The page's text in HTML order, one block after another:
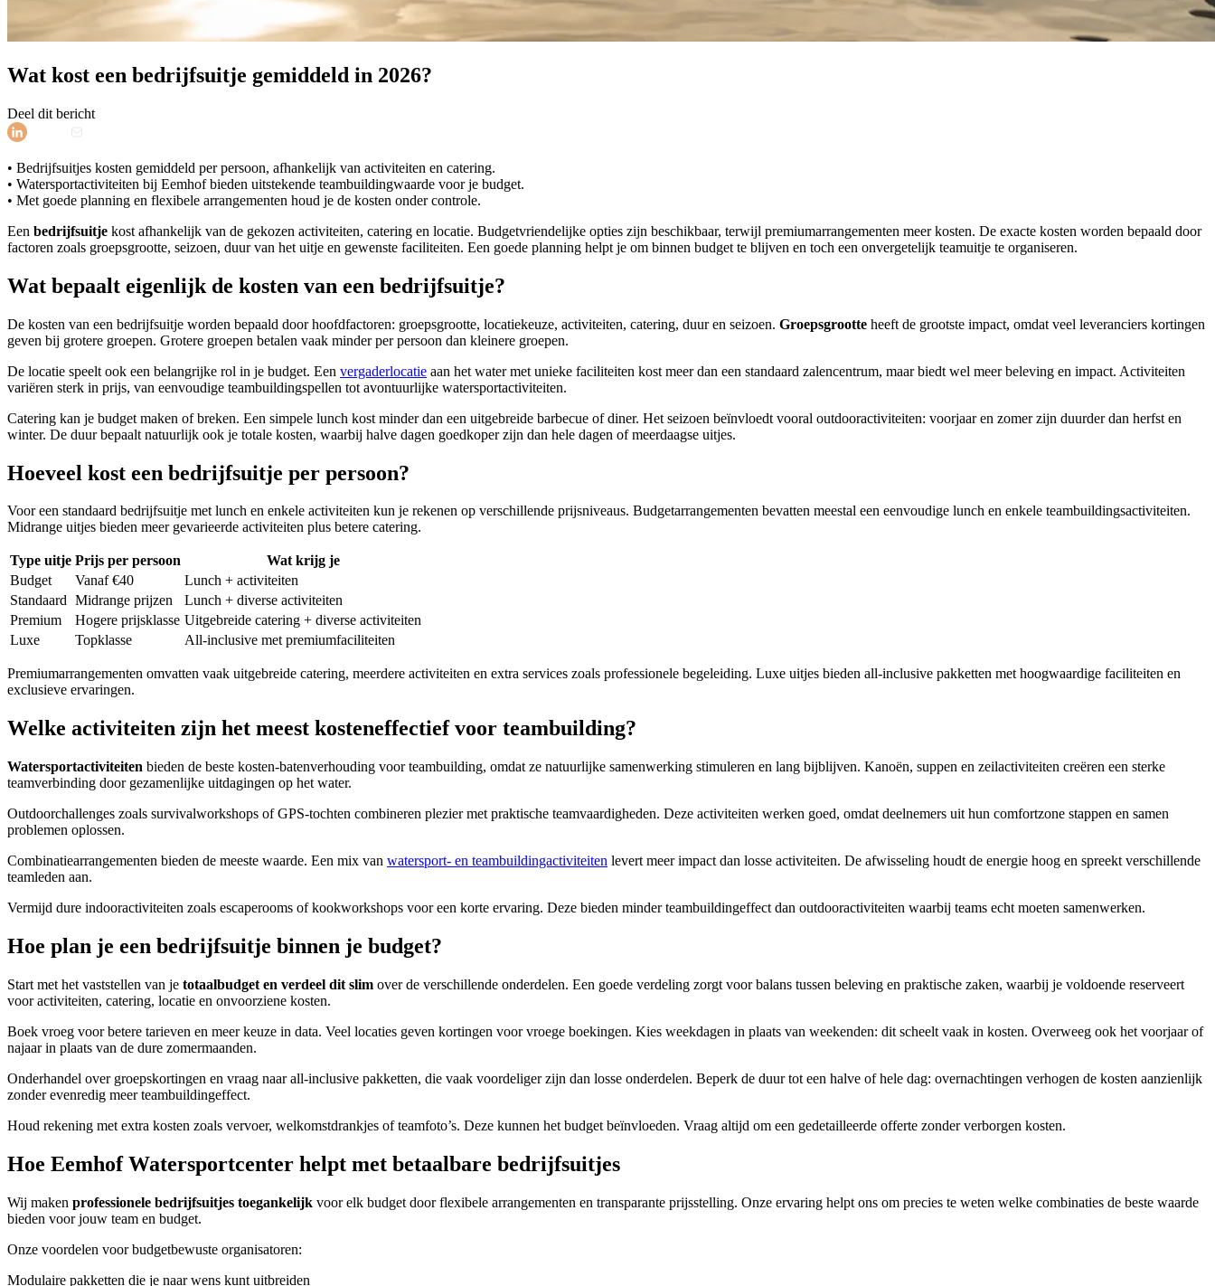
Wat kost een bedrijfsuitje gemiddeld in 2026?
Deel dit bericht
• Bedrijfsuitjes kosten gemiddeld per persoon, afhankelijk van activiteiten en catering.
• Watersportactiviteiten bij Eemhof bieden uitstekende teambuildingwaarde voor je budget.
• Met goede planning en flexibele arrangementen houd je de kosten onder controle.
Een bedrijfsuitje kost afhankelijk van de gekozen activiteiten, catering en locatie. Budgetvriendelijke opties zijn beschikbaar, terwijl premiumarrangementen meer kosten. De exacte kosten worden bepaald door
factoren zoals groepsgrootte, seizoen, duur van het uitje en gewenste faciliteiten. Een goede planning helpt je om binnen budget te blijven en toch een onvergetelijk teamuitje te organiseren.
Wat bepaalt eigenlijk de kosten van een bedrijfsuitje?
De kosten van een bedrijfsuitje worden bepaald door hoofdfactoren: groepsgrootte, locatiekeuze, activiteiten, catering, duur en seizoen. Groepsgrootte heeft de grootste impact, omdat veel leveranciers kortingen
geven bij grotere groepen. Grotere groepen betalen vaak minder per persoon dan kleinere groepen.
De locatie speelt ook een belangrijke rol in je budget. Een vergaderlocatie aan het water met unieke faciliteiten kost meer dan een standaard zalencentrum, maar biedt wel meer beleving en impact. Activiteiten
variëren sterk in prijs, van eenvoudige teambuildingspellen tot avontuurlijke watersportactiviteiten.
Catering kan je budget maken of breken. Een simpele lunch kost minder dan een uitgebreide barbecue of diner. Het seizoen beïnvloedt vooral outdooractiviteiten: voorjaar en zomer zijn duurder dan herfst en
winter. De duur bepaalt natuurlijk ook je totale kosten, waarbij halve dagen goedkoper zijn dan hele dagen of meerdaagse uitjes.
Hoeveel kost een bedrijfsuitje per persoon?
Voor een standaard bedrijfsuitje met lunch en enkele activiteiten kun je rekenen op verschillende prijsniveaus. Budgetarrangementen bevatten meestal een eenvoudige lunch en enkele teambuildingsactiviteiten.
Midrange uitjes bieden meer gevarieerde activiteiten plus betere catering.
Type uitje Prijs per persoon
Wat krijg je
Budget
Vanaf €40
Lunch + activiteiten
Standaard Midrange prijzen
Lunch + diverse activiteiten
Premium
Hogere prijsklasse Uitgebreide catering + diverse activiteiten
Luxe
Topklasse All-inclusive met premiumfaciliteiten
Premiumarrangementen omvatten vaak uitgebreide catering, meerdere activiteiten en extra services zoals professionele begeleiding. Luxe uitjes bieden all-inclusive pakketten met hoogwaardige faciliteiten en
exclusieve ervaringen.
Welke activiteiten zijn het meest kosteneffectief voor teambuilding?
Watersportactiviteiten bieden de beste kosten-batenverhouding voor teambuilding, omdat ze natuurlijke samenwerking stimuleren en lang bijblijven. Kanoën, suppen en zeilactiviteiten creëren een sterke
teamverbinding door gezamenlijke uitdagingen op het water.
Outdoorchallenges zoals survivalworkshops of GPS-tochten combineren plezier met praktische teamvaardigheden. Deze activiteiten werken goed, omdat deelnemers uit hun comfortzone stappen en samen
problemen oplossen.
Combinatiearrangementen bieden de meeste waarde. Een mix van watersport- en teambuildingactiviteiten levert meer impact dan losse activiteiten. De afwisseling houdt de energie hoog en spreekt verschillende
teamleden aan.
Vermijd dure indooractiviteiten zoals escaperooms of kookworkshops voor een korte ervaring. Deze bieden minder teambuildingeffect dan outdooractiviteiten waarbij teams echt moeten samenwerken.
Hoe plan je een bedrijfsuitje binnen je budget?
Start met het vaststellen van je totaalbudget en verdeel dit slim over de verschillende onderdelen. Een goede verdeling zorgt voor balans tussen beleving en praktische zaken, waarbij je voldoende reserveert
voor activiteiten, catering, locatie en onvoorziene kosten.
Boek vroeg voor betere tarieven en meer keuze in data. Veel locaties geven kortingen voor vroege boekingen. Kies weekdagen in plaats van weekenden: dit scheelt vaak in kosten. Overweeg ook het voorjaar of
najaar in plaats van de dure zomermaanden.
Onderhandel over groepskortingen en vraag naar all-inclusive pakketten, die vaak voordeliger zijn dan losse onderdelen. Beperk de duur tot een halve of hele dag: overnachtingen verhogen de kosten aanzienlijk
zonder evenredig meer teambuildingeffect.
Houd rekening met extra kosten zoals vervoer, welkomstdrankjes of teamfoto’s. Deze kunnen het budget beïnvloeden. Vraag altijd om een gedetailleerde offerte zonder verborgen kosten.
Hoe Eemhof Watersportcenter helpt met betaalbare bedrijfsuitjes
Wij maken professionele bedrijfsuitjes toegankelijk voor elk budget door flexibele arrangementen en transparante prijsstelling. Onze ervaring helpt ons om precies te weten welke combinaties de beste waarde
bieden voor jouw team en budget.
Onze voordelen voor budgetbewuste organisatoren:
Modulaire pakketten die je naar wens kunt uitbreiden